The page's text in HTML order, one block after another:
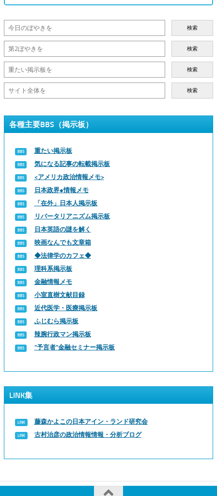
検索
検索
検索
検索
各種主要BBS（掲示板）
重たい掲示板
気になる記事の転載掲示板
<アメリカ政治情報メモ>
日本政界●情報メモ
「在外」日本人掲示板
リバータリアニズム掲示板
日本英語の謎を解く
映画なんでも文章箱
◆法律学のカフェ◆
理科系掲示板
金融情報メモ
小室直樹文献目録
近代医学・医療掲示板
ふじむら掲示板
辣腕行政マン掲示板
“予言者”金融セミナー掲示板
LINK集
藤森かよこの日本アイン・ランド研究会
古村治彦の政治情報情報・分析ブログ